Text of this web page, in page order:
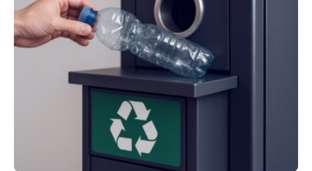
ein Klett-Verbindungssystem für Gebäude entwickelt:
Damit lassen sich unterschiedliche Gebäudeteile
resilient verbinden und bei Bedarf einfach voneinander
trennen. Der Fokus lag auf der Verbindung von
Bauteilen mit unterschiedlicher Lebensdauer, bei denen
irreversible Verbindungen den Austausch üblicherweise
erschweren. Hierzu untersuchten die Forschenden zwei
unterschiedliche Zugänge. Einerseits klebten sie…